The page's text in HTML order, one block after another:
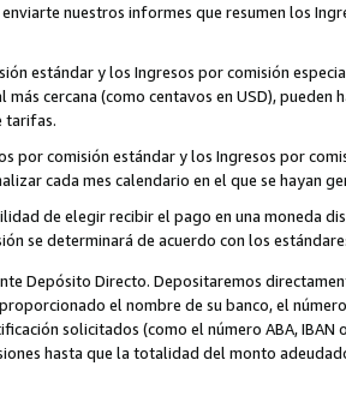
nuestros informes que resumen los
estándar y los Ingresos por comisión
cercana (como centavos en USD),
tarifas.
por comisión estándar y los Ingresos por
cada mes calendario en el que se hayan
de elegir recibir el pago en una moneda
se determinará de acuerdo con los
Depósito Directo. Depositaremos
el nombre de su banco, el
solicitados (como el número ABA,
hasta que la totalidad del monto